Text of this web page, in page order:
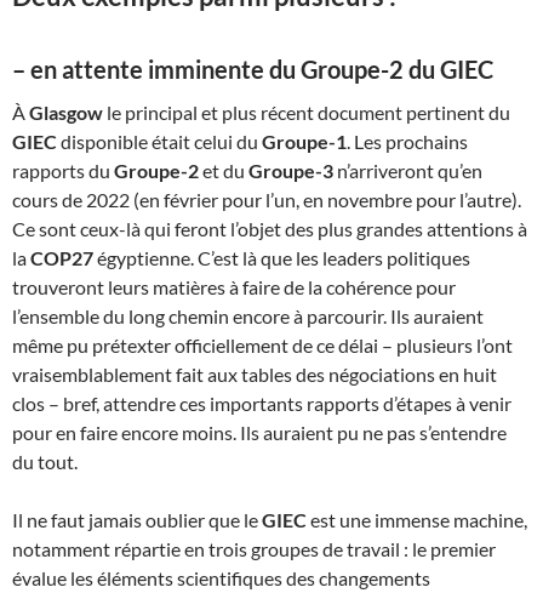
– en attente imminente du Groupe-2 du GIEC
ÀGlasgow le principal et plus récent document pertinent du
GIEC disponible était celui du Groupe-1. Les prochains
rapports du Groupe-2et du Groupe-3 n’arriveront qu’en
cours de 2022 (en février pour l’un, en novembre pour l’autre).
Ce sont ceux-là qui feront l’objet des plus grandes attentions à
laCOP27égyptienne. C’est là que les leaders politiques
trouveront leurs matières à faire de la cohérence pour
l’ensemble du long chemin encore à parcourir. Ils auraient
même pu prétexter officiellement de ce délai – plusieurs l’ont
vraisemblablement fait aux tables des négociations en huit
clos – bref, attendre ces importants rapports d’étapes à venir
pour en faire encore moins. Ils auraient pu ne pas s’entendre
du tout.
Il ne faut jamais oublier que leGIEC est une immense machine,
notamment répartie en trois groupes de travail : le premier
évalue les éléments scientifiques des changements